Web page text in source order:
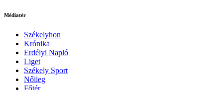
Médiatér
Székelyhon
Krónika
Erdélyi Napló
Liget
Székely Sport
Nőileg
Főtér